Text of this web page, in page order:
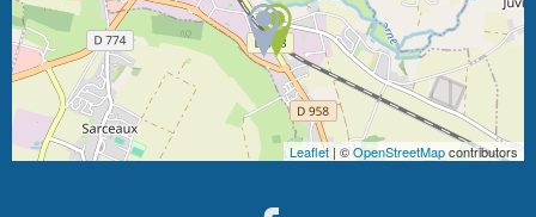
Leaflet| ©OpenStreetMapcontributors